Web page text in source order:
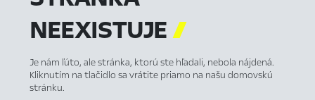
NEEXISTUJE
Je nám ľúto, ale stránka, ktorú ste hľadali, nebola nájdená.
Kliknutím na tlačidlo sa vrátite priamo na našu domovskú
stránku.